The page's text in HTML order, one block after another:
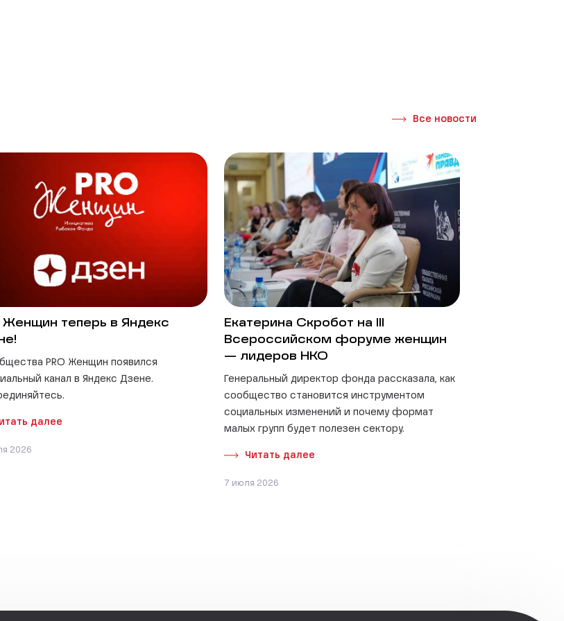
Все новости
Женщин теперь в Яндекс
PRO Женщин появился
канал в Яндекс Дзене.
далее
2026
Екатерина Скробот на III
Всероссийском форуме женщин
— лидеров НКО
Генеральный директор фонда рассказала, как
сообщество становится инструментом
социальных изменений и почему формат
малых групп будет полезен сектору.
Читать далее
7 июля 2026